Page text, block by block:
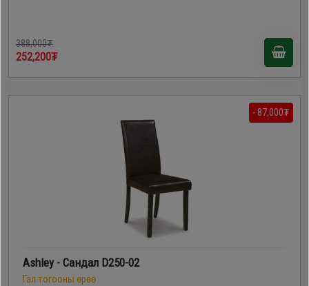
388,000₮
252,200₮
- 87,000₮
Ashley - Сандал D250-02
Гал тогооны өрөө